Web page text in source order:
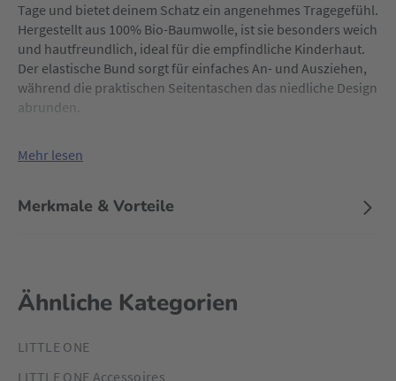
Tage und bietet deinem Schatz ein angenehmes Tragegefühl.
Hergestellt aus 100% Bio-Baumwolle, ist sie besonders weich
und hautfreundlich, ideal für die empfindliche Kinderhaut.
Der elastische Bund sorgt für einfaches An- und Ausziehen,
während die praktischen Seitentaschen das niedliche Design
abrunden.
Mehr lesen
Merkmale & Vorteile
Ähnliche Kategorien
LITTLE ONE
LITTLE ONE Accessoires